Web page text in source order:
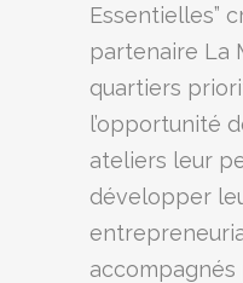
Essentielles”
partenaire La
quartiers
l’opportunité
ateliers leur
développer